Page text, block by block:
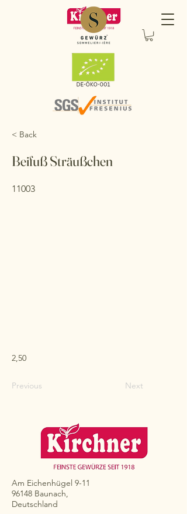
< Back
Beifuß Sträußchen
11003
2,50
Previous Next
Am Eichenhügel 9-11
96148 Baunach,
Deutschland